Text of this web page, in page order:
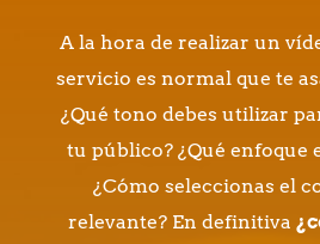
A la hora de realizar un
servicio es normal que te
¿Qué tono debes utilizar
tu público? ¿Qué enfoque
¿Cómo seleccionas el
relevante? En definitiva